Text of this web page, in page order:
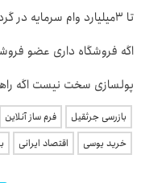
تا 3میلیارد وام سرمایه در گردش => فروشگاهت رو ثبت کن
اگه فروشگاه داری عضو فروشندگان
پولسازی سخت نیست اگه
بازرسی جرثقیل فرم ساز آنلاین
خرید یوسی
اقتصاد ایرانی